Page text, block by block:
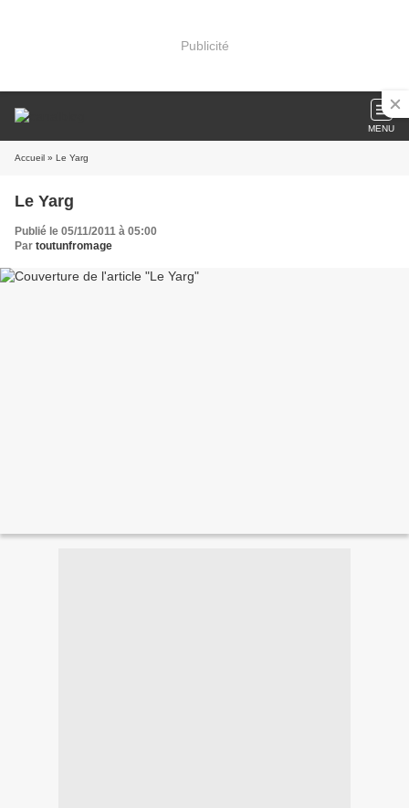
Publicité
MENU
Accueil » Le Yarg
Le Yarg
Publié le 05/11/2011 à 05:00
Par toutunfromage